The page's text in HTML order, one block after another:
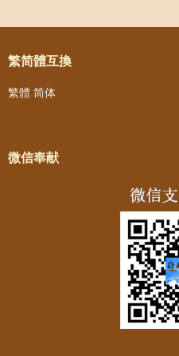
Post
繁简體互換
繁體 简体
微信奉献